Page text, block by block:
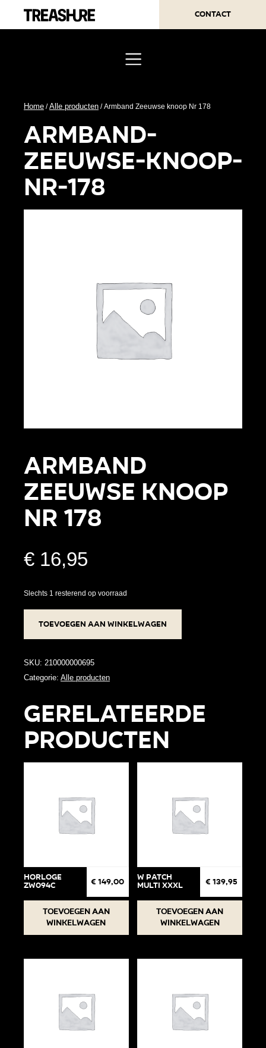
Contact
Home /Alle producten / Armband Zeeuwse knoop Nr 178
armband-
zeeuwse-knoop-
nr-178
Armband
Zeeuwse knoop
Nr 178
€ 16,95
Slechts 1 resterend op voorraad
Nr
178
Toevoegen aan winkelwagen
SKU: 210000000695
Categorie: Alle producten
Gerelateerde
producten
Horloge
ZW094C € 149,00
Toevoegen aan
winkelwagen
W Patch
Multi XXXL € 139,95
Toevoegen aan
winkelwagen